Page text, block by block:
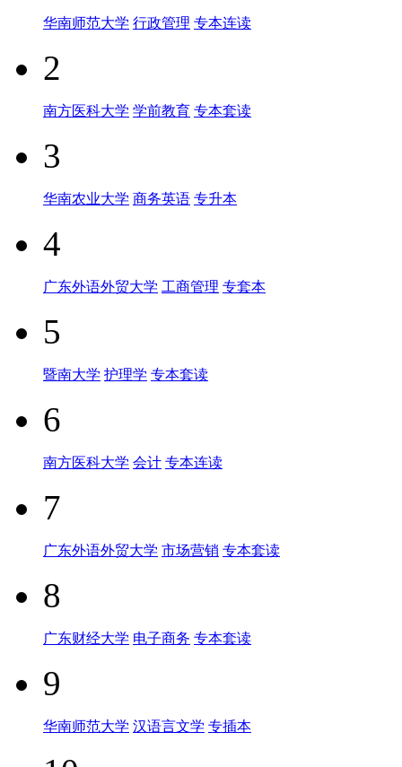
华南师范大学 行政管理 专本连读
2
南方医科大学 学前教育 专本套读
3
华南农业大学 商务英语 专升本
4
广东外语外贸大学 工商管理 专套本
5
暨南大学 护理学 专本套读
6
南方医科大学 会计 专本连读
7
广东外语外贸大学 市场营销 专本套读
8
广东财经大学 电子商务 专本套读
9
华南师范大学 汉语言文学 专插本